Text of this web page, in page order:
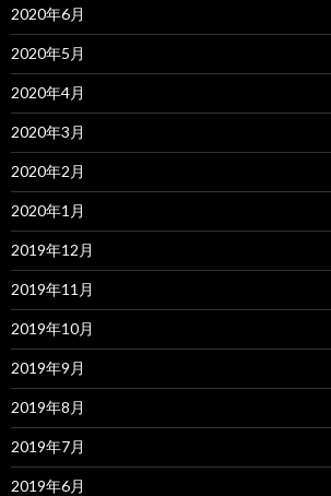
2020年6月
2020年5月
2020年4月
2020年3月
2020年2月
2020年1月
2019年12月
2019年11月
2019年10月
2019年9月
2019年8月
2019年7月
2019年6月